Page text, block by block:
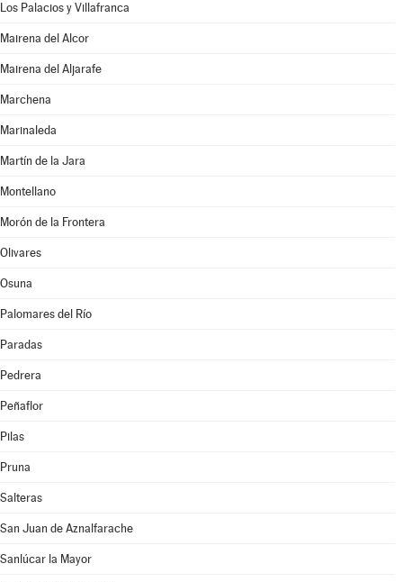
Los Palacios y Villafranca
Mairena del Alcor
Mairena del Aljarafe
Marchena
Marinaleda
Martín de la Jara
Montellano
Morón de la Frontera
Olivares
Osuna
Palomares del Río
Paradas
Pedrera
Peñaflor
Pilas
Pruna
Salteras
San Juan de Aznalfarache
Sanlúcar la Mayor